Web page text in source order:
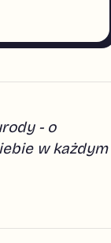
- o
w każdym